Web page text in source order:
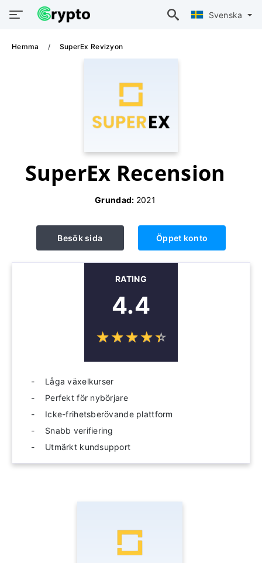
Svenska
Hemma SuperEx Revizyon
SuperEx Recension
Grundad: 2021
Besök sida Öppet konto
RATING
4.4
☆☆☆☆☆
★★★★★
Låga växelkurser
Perfekt för nybörjare
Icke-frihetsberövande plattform
Snabb verifiering
Utmärkt kundsupport